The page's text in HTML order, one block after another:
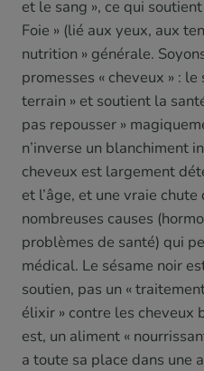
et le sang », ce qui
Foie » (lié aux yeux, aux
nutrition » générale.
promesses « cheveux » :
terrain » et soutient la
pas repousser »
n’inverse un blanchiment
cheveux est largement
et l’âge, et une vraie
nombreuses causes
problèmes de santé) qui
médical. Le sésame noir
soutien, pas un «
élixir » contre les cheveux
est, un aliment «
a toute sa place dans une